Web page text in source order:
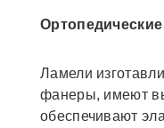
Ламели
фанеры, имеют
обеспечивают